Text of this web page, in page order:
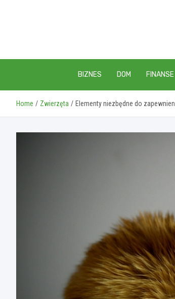
BIZNES DOM FINANSE
Home Zwierzęta Elementy niezbędne do